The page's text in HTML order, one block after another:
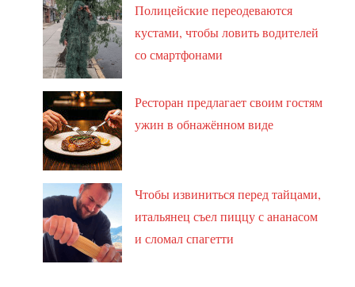
Полицейские переодеваются
кустами, чтобы ловить водителей
со смартфонами
Ресторан предлагает своим гостям
ужин в обнажённом виде
Чтобы извиниться перед тайцами,
итальянец съел пиццу с ананасом
и сломал спагетти